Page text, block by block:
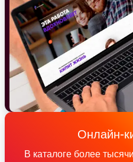
Онлайн-
В каталоге более